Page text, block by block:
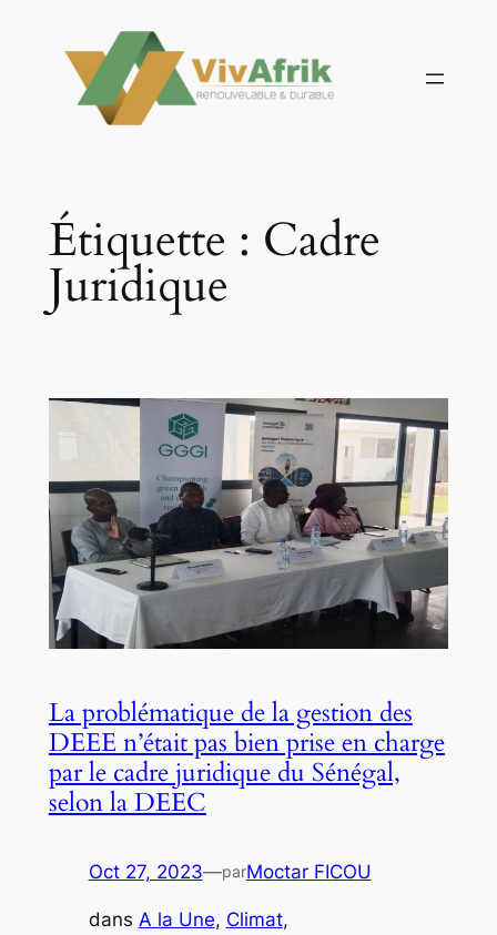
contenu
Étiquette : Cadre
Juridique
La problématique de la gestion des
DEEE n’était pas bien prise en charge
par le cadre juridique du Sénégal,
selon la DEEC
Oct 27, 2023—parMoctar FICOU
dans A la Une, Climat